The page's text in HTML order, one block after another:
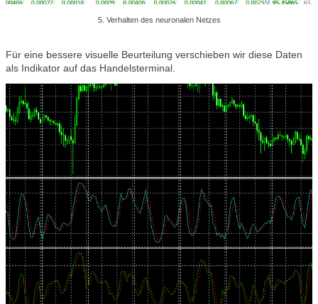
5. Verhalten des neuronalen Netzes
Für eine bessere visuelle Beurteilung verschieben wir diese Daten
als Indikator auf das Handelsterminal.